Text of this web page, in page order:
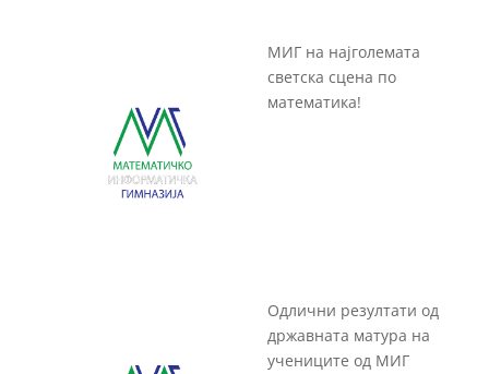
МИГ на најголемата
светска сцена по
математика!
Одлични резултати од
државната матура на
учениците од МИГ